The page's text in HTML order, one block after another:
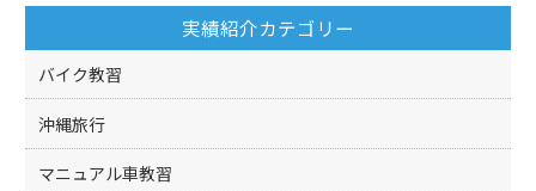
実績紹介カテゴリー
バイク教習
沖縄旅行
マニュアル車教習